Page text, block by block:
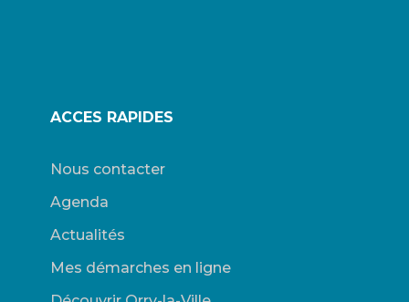
ACCES RAPIDES
Nous contacter
Agenda
Actualités
Mes démarches en ligne